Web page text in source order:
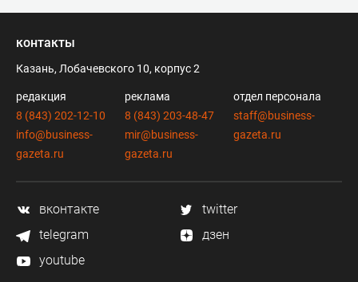
контакты
Казань, Лобачевского 10, корпус 2
редакция
8 (843) 202-12-10
info@business-
gazeta.ru
реклама
8 (843) 203-48-47
mir@business-
gazeta.ru
отдел персонала
staff@business-
gazeta.ru
вконтакте
twitter
telegram
дзен
youtube